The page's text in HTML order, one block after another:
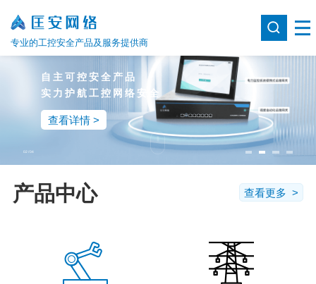
专业的工控安全产品及服务提供商
自主可控安全产品
实力护航工控网络安全
查看详情 >
02/ 04
产品中心 查看更多 >